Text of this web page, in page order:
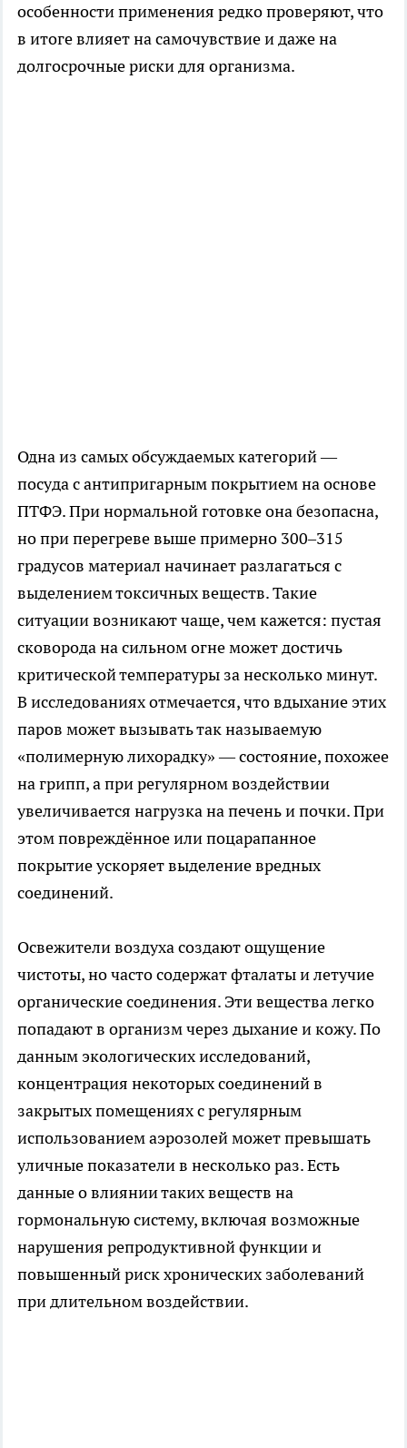
особенности применения редко проверяют, что
в итоге влияет на самочувствие и даже на
долгосрочные риски для организма.
Одна из самых обсуждаемых категорий —
посуда с антипригарным покрытием на основе
ПТФЭ. При нормальной готовке она безопасна,
но при перегреве выше примерно 300–315
градусов материал начинает разлагаться с
выделением токсичных веществ. Такие
ситуации возникают чаще, чем кажется: пустая
сковорода на сильном огне может достичь
критической температуры за несколько минут.
В исследованиях отмечается, что вдыхание этих
паров может вызывать так называемую
«полимерную лихорадку» — состояние, похожее
на грипп, а при регулярном воздействии
увеличивается нагрузка на печень и почки. При
этом повреждённое или поцарапанное
покрытие ускоряет выделение вредных
соединений.
Освежители воздуха создают ощущение
чистоты, но часто содержат фталаты и летучие
органические соединения. Эти вещества легко
попадают в организм через дыхание и кожу. По
данным экологических исследований,
концентрация некоторых соединений в
закрытых помещениях с регулярным
использованием аэрозолей может превышать
уличные показатели в несколько раз. Есть
данные о влиянии таких веществ на
гормональную систему, включая возможные
нарушения репродуктивной функции и
повышенный риск хронических заболеваний
при длительном воздействии.